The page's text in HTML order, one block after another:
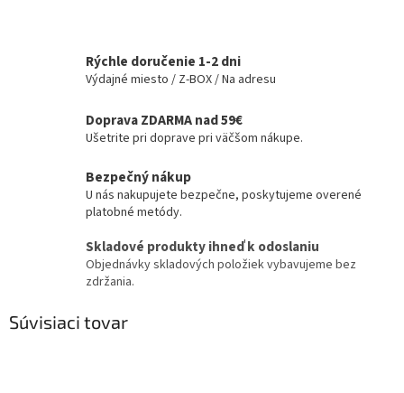
Rýchle doručenie 1-2 dni
Výdajné miesto / Z-BOX / Na adresu
Doprava ZDARMA nad 59€
Ušetrite pri doprave pri väčšom nákupe.
Bezpečný nákup
U nás nakupujete bezpečne, poskytujeme overené
platobné metódy.
Skladové produkty ihneď k odoslaniu
Objednávky skladových položiek vybavujeme bez
zdržania.
Súvisiaci tovar